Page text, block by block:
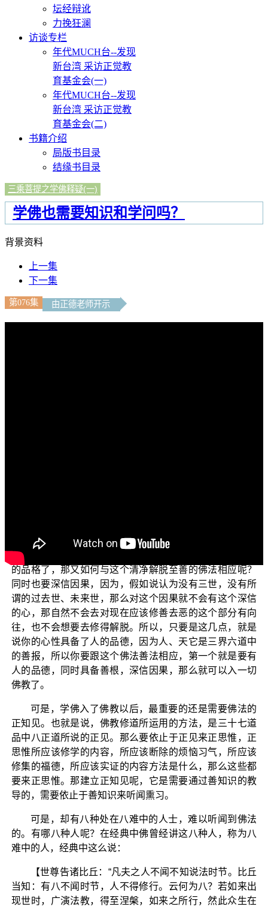
坛经辩讹
力挽狂澜
访谈专栏
年代MUCH台--发现
新台湾 采访正觉教
育基金会(一)
年代MUCH台--发现
新台湾 采访正觉教
育基金会(二)
书籍介绍
局版书目录
结缘书目录
三乘菩提之学佛释疑(一)
学佛也需要知识和学问吗？
背景资料
上一集
下一集
第076集 由正德老师开示
法，假如说没有具备基本的伦理道德，没有情没有义，不
知道要知恩报恩，那么这样的一个人，就已经不是具备人
的品格了，那又如何与这个清净解脱至善的佛法相应呢？
同时也要深信因果，因为，假如说认为没有三世，没有所
谓的过去世、未来世，那么对这个因果就不会有这个深信
的心，那自然不会去对现在应该修善去恶的这个部分有向
往，也不会想要去修得解脱。所以，只要是这几点，就是
说你的心性具备了人的品德，因为人、天它是三界六道中
的善报，所以你要跟这个佛法善法相应，第一个就是要有
人的品德，同时具备善根，深信因果，那么就可以入一切
佛教了。
可是，学佛入了佛教以后，最重要的还是需要佛法的
正知见。也就是说，佛教修道所运用的方法，是三十七道
品中八正道所说的正见。那么要依止于正见来正思惟，正
思惟所应该修学的内容，所应该断除的烦恼习气，所应该
修集的福德，所应该实证的内容方法是什么，那么这些都
要来正思惟。那建立正知见呢，它是需要通过善知识的教
导的，需要依止于善知识来听闻熏习。
可是，却有八种处在八难中的人士，难以听闻到佛法
的。有哪八种人呢？在经典中佛曾经讲这八种人，称为八
难中的人，经典中这么说：
【世尊告诸比丘：“凡夫之人不闻不知说法时节。比丘
当知：有八不闻时节，人不得修行。云何为八？若如来出
现世时，广演法教，得至涅槃，如来之所行，然此众生在